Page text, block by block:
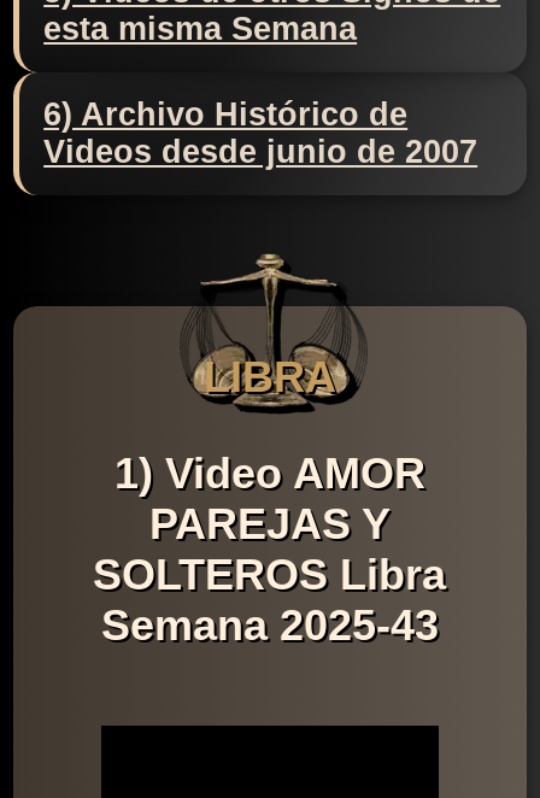
esta misma Semana
6) Archivo Histórico de
Videos desde junio de 2007
LIBRA
1) Video AMOR
PAREJAS Y
SOLTEROS Libra
Semana 2025-43